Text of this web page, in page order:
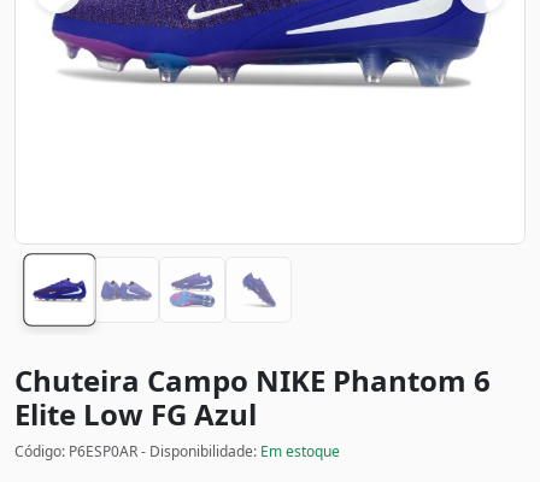
Chuteira Campo NIKE Phantom 6
Elite Low FG Azul
Código: P6ESP0AR - Disponibilidade: Em estoque